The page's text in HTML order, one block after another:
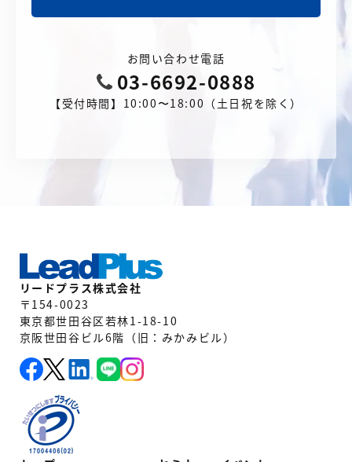
お問い合わせ電話
03-6692-0888
【受付時間】10:00〜18:00（土日祝を除く）
リードプラス株式会社
〒154-0023
東京都世田谷区若林1-18-10
京阪世田谷ビル6階（旧：みかみビル）